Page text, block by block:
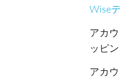
Wise
アカ
ッピ
アカ